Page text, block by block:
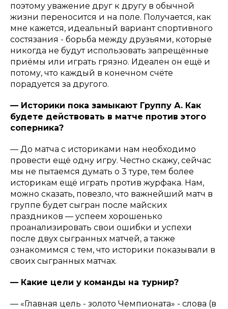
поэтому уважение друг к другу в обычной
жизни переносится и на поле. Получается, как
мне кажется, идеальный вариант спортивного
состязания - борьба между друзьями, которые
никогда не будут использовать запрещённые
приёмы или играть грязно. Идеален он ещё и
потому, что каждый в конечном счёте
порадуется за другого.
— Историки пока замыкают Группу А. Как
будете действовать в матче против этого
соперника?
— До матча с историками нам необходимо
провести ещё одну игру. Честно скажу, сейчас
мы не пытаемся думать о 3 туре, тем более
историкам ещё играть против журфака. Нам,
можно сказать, повезло, что важнейший матч в
группе будет сыгран после майских
праздников — успеем хорошенько
проанализировать свои ошибки и успехи
после двух сыгранных матчей, а также
ознакомимся с тем, что историки показывали в
своих сыгранных матчах.
— Какие цели у команды на турнир?
— «Главная цель - золото Чемпионата» - слова (в